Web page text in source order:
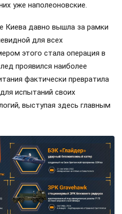
уже наполеоновские.
Киева давно вышла за рамки
для всех
этого стала операция в
проявился наиболее
фактически превратила
испытаний своих
выступая здесь главным